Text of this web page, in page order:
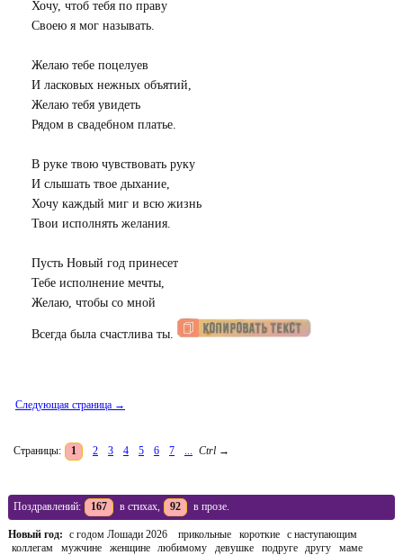
Хочу, чтоб тебя по праву
Своею я мог называть.
Желаю тебе поцелуев
И ласковых нежных объятий,
Желаю тебя увидеть
Рядом в свадебном платье.
В руке твою чувствовать руку
И слышать твое дыхание,
Хочу каждый миг и всю жизнь
Твои исполнять желания.
Пусть Новый год принесет
Тебе исполнение мечты,
Желаю, чтобы со мной
Всегда была счастлива ты.
Следующая страница →
Страницы: 1 2 3 4 5 6 7 ... Ctrl →
Поздравлений: 167 в стихах, 92 в прозе.
Новый год: с годом Лошади 2026 прикольные короткие
с наступающим
коллегам
мужчине женщине любимому девушке подруге другу
маме